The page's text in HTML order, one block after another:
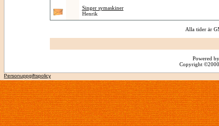
Singer symaskiner
Henrik
Alla tider är
Powered
Copyright
Personuppgiftspolicy